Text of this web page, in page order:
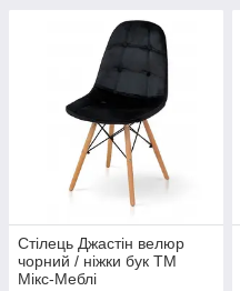
Стілець Джастін велюр
чорний / ніжки бук ТМ
Мікс-Меблі